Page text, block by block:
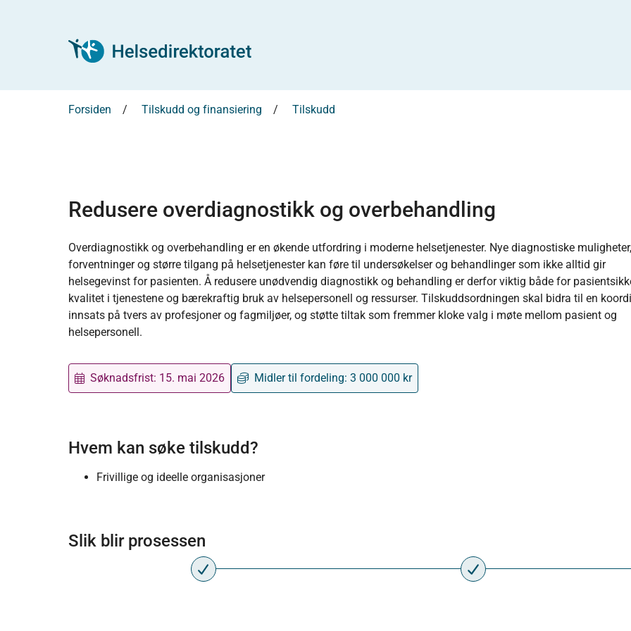
Forsiden Tilskudd og finansiering Tilskudd
Redusere overdiagnostikk og overbehandling
Overdiagnostikk og overbehandling er en økende utfordring i moderne helsetjenester. Nye diagnostiske
forventninger og større tilgang på helsetjenester kan føre til undersøkelser og behandlinger som ikke alltid gir
helsegevinst for pasienten. Å redusere unødvendig diagnostikk og behandling er derfor viktig både for
kvalitet i tjenestene og bærekraftig bruk av helsepersonell og ressurser. Tilskuddsordningen skal bidra til en
innsats på tvers av profesjoner og fagmiljøer, og støtte tiltak som fremmer kloke valg i møte mellom pasient og
helsepersonell.
Søknadsfrist: 15. mai 2026 Midler til fordeling: 3 000 000 kr
Hvem kan søke tilskudd?
Frivillige og ideelle organisasjoner
Slik blir prosessen